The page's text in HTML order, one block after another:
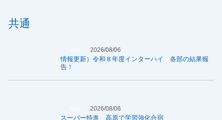
共通
2026/08/06
情報更新）令和８年度インターハイ 各部の結果報
告！
2026/08/06
スーパー特進 高原で学習強化合宿